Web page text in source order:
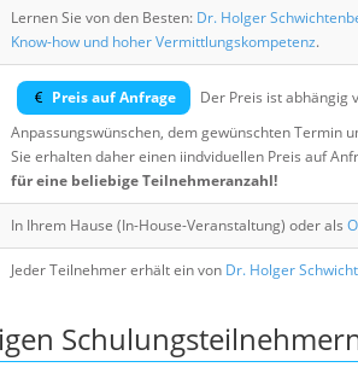
Lernen Sie von den Besten: Dr. Holger
Know-how und hoher Vermittlungskompetenz.
Preis auf Anfrage
Der Preis ist abhängig
Anpassungswünschen, dem gewünschten Termin
Sie erhalten daher einen iindviduellen Preis auf
für eine beliebige Teilnehmeranzahl!
In Ihrem Hause (In-House-Veranstaltung) oder als
Jeder Teilnehmer erhält ein von Dr. Holger